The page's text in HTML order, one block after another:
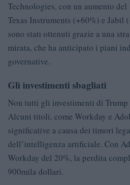
Technologies, con un aumento
Texas Instruments (+60%) e Jabil
sono stati ottenuti grazie a una
mirata, che ha anticipato i piani
governative.
Gli investimenti sbagliati
Non tutti gli investimenti di Trump
Alcuni titoli, come Workday e
significative a causa dei timori
dell’intelligenza artificiale. Con
Workday del 20%, la perdita
900mila dollari.